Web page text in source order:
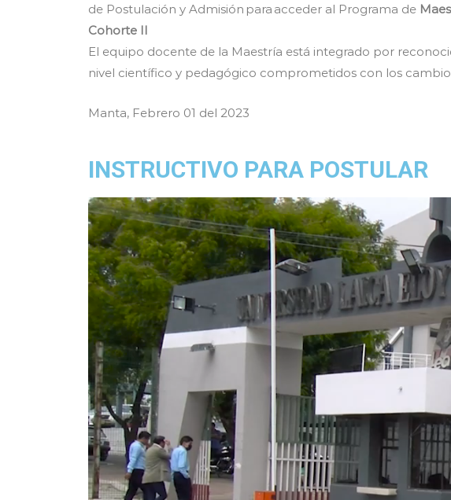
de Postulación y Admisión para acceder al Programa de
Cohorte II
El equipo docente de la Maestría está integrado por
nivel científico y pedagógico comprometidos con los
Manta, Febrero 01 del 2023
INSTRUCTIVO PARA POSTULAR